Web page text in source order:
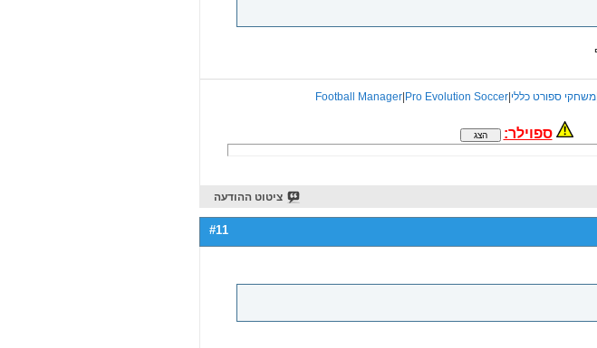
|משחקי ספורט כללי |
Football Manager| Pro Evolution Soccer
ספוילר:
ציטוט ההודעה
#11